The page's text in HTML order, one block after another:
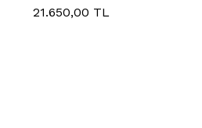
21.650,00 TL